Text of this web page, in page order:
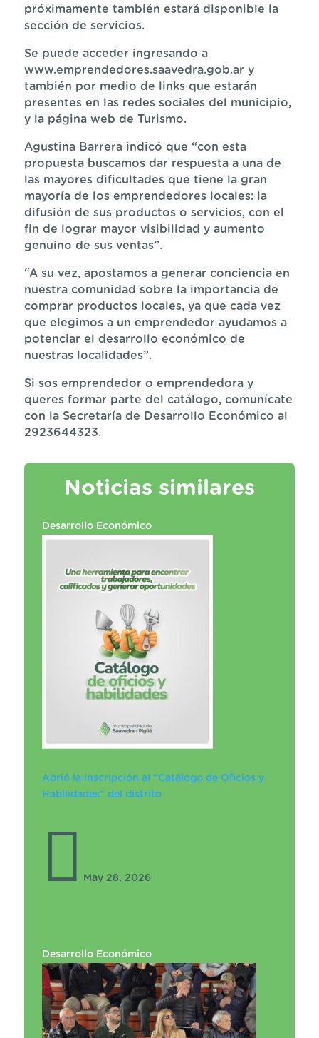
próximamente también estará disponible la
sección de servicios.
Se puede acceder ingresando a
www.emprendedores.saavedra.gob.ar y
también por medio de links que estarán
presentes en las redes sociales del municipio,
y la página web de Turismo.
Agustina Barrera indicó que “con esta
propuesta buscamos dar respuesta a una de
las mayores dificultades que tiene la gran
mayoría de los emprendedores locales: la
difusión de sus productos o servicios, con el
fin de lograr mayor visibilidad y aumento
genuino de sus ventas”.
“A su vez, apostamos a generar conciencia en
nuestra comunidad sobre la importancia de
comprar productos locales, ya que cada vez
que elegimos a un emprendedor ayudamos a
potenciar el desarrollo económico de
nuestras localidades”.
Si sos emprendedor o emprendedora y
queres formar parte del catálogo, comunícate
con la Secretaría de Desarrollo Económico al
2923644323.
Noticias similares
Desarrollo Económico
Abrió la inscripción al “Catálogo de Oficios y
Habilidades” del distrito
 May 28, 2026
Desarrollo Económico